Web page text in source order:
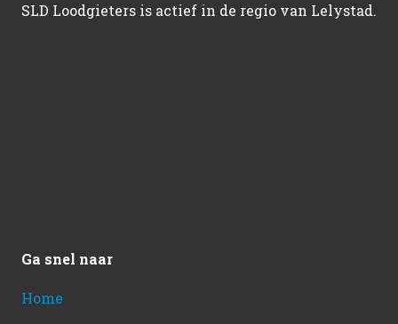
SLD Loodgieters is actief in de regio van Lelystad.
Ga snel naar
Home